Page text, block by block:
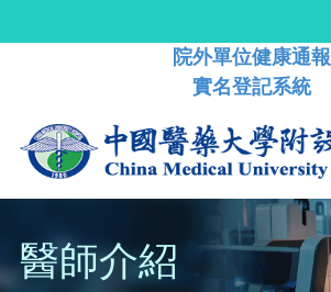
院外單位健康通報
實名登記系統
醫師介紹